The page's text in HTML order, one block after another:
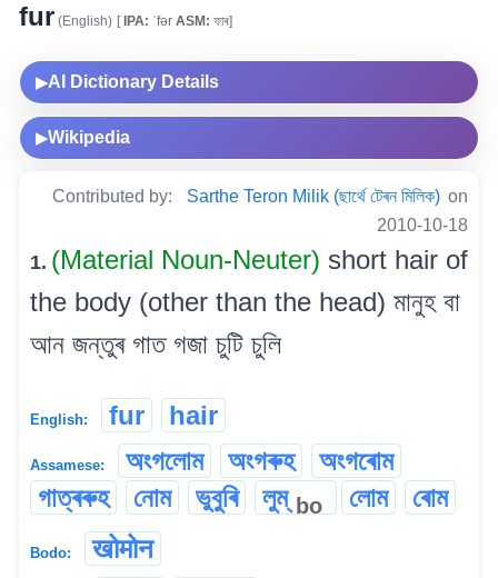
fur (English) [IPA: ˈfər ASM: ফাৰ]
▶AI Dictionary Details
▶Wikipedia
Contributed by: Sarthe Teron Milik (ছাৰ্থে টেৰন মিলিক) on
2010-10-18
1. (Material Noun-Neuter) short hair of
the body (other than the head) মানুহ বা
আন জন্তুৰ গাত গজা চুটি চুলি
English: fur hair
Assamese: অংগলোম অংগৰুহ
অংগৰোম
গাত্ৰৰুহ
নোম ভুবুৰি লুম্ bo লোম ৰোম
Bodo: खोमोन